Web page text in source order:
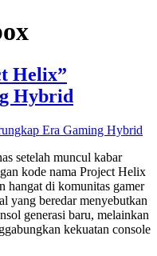
Helix”
Hybrid
setelah muncul kabar
kode nama Project Helix
hangat di komunitas gamer
yang beredar menyebutkan
generasi baru, melainkan
kekuatan console